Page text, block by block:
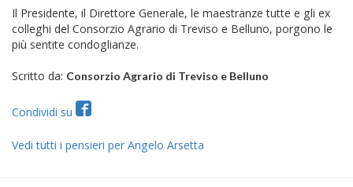
Il Presidente, il Direttore Generale, le maestranze tutte e gli ex
colleghi del Consorzio Agrario di Treviso e Belluno, porgono le
più sentite condoglianze.
Scritto da: Consorzio Agrario di Treviso e Belluno
Condividi su
Vedi tutti i pensieri per Angelo Arsetta